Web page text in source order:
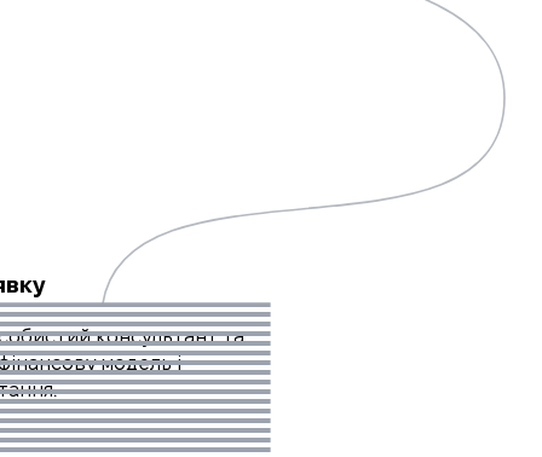
консультант та
модель і